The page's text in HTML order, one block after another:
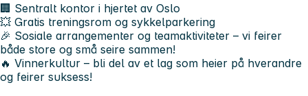
🏢 Sentralt kontor i hjertet av Oslo
💥 Gratis treningsrom og sykkelparkering
🎉 Sosiale arrangementer og teamaktiviteter – vi feirer
både store og små seire sammen!
🔥 Vinnerkultur – bli del av et lag som heier på hverandre
og feirer suksess!